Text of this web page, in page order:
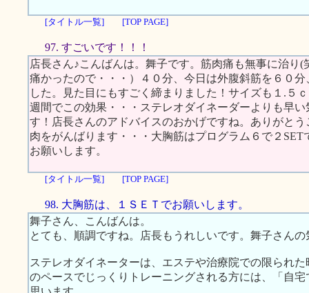
[タイトル一覧] [TOP PAGE]
97. すごいです！！！
店長さん♪こんばんは。舞子です。筋肉痛も無事に治り
痛かったので・・・）４０分、今日は外腹斜筋を６０
した。見た目にもすごく締まりました！サイズも１.５
週間でこの効果・・・ステレオダイネーダーよりも早
す！店長さんのアドバイスのおかげですね。ありがと
肉をがんばります・・・大胸筋はプログラム６で２
お願いします。
[タイトル一覧] [TOP PAGE]
98. 大胸筋は、１ＳＥＴでお願いします。
舞子さん、こんばんは。
とても、順調ですね。店長もうれしいです。舞子さん
ステレオダイネーターは、エステや治療院での限られ
のペースでじっくりトレーニングされる方には、「自